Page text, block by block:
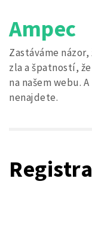
to
content
Ampec
Zastáváme
zla a špatností,
na našem webu.
nenajdete.